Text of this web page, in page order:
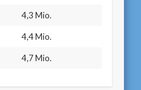
4,3 Mio.
4,4 Mio.
4,7 Mio.